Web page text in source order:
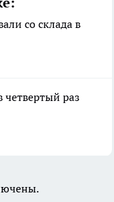
со склада в
четвертый раз